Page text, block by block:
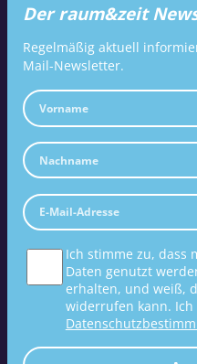
Der raum&zeit
Regelmäßig aktuell
Mail-Newsletter.
Ich stimme zu, dass
Daten genutzt
erhalten, und weiß,
widerrufen kann.